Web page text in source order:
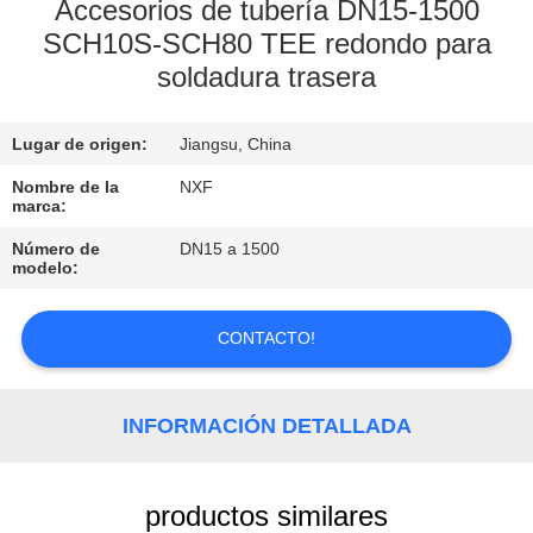
FÁBRICA
CONTROL
CALIDAD
CONTACTA
CON
NOSOTROS
Accesorios de tubería DN15-1500
SCH10S-SCH80 TEE redondo para
soldadura trasera
Lugar de origen: Jiangsu, China
Nombre de la
marca:
NXF
Número de
modelo:
DN15 a 1500
CONTACTO!
INFORMACIÓN DETALLADA
productos similares